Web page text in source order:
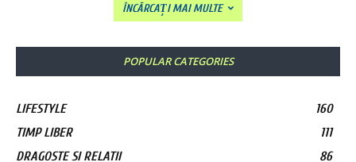
ÎNCĂRCAȚI MAI MULTE
POPULAR CATEGORIES
LIFESTYLE
160
TIMP LIBER
111
DRAGOSTE SI RELATII
86